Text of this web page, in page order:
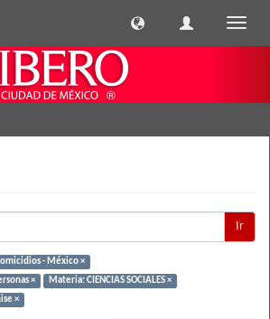
Ir
- México ×
×
Materia: CIENCIAS SOCIALES ×
×